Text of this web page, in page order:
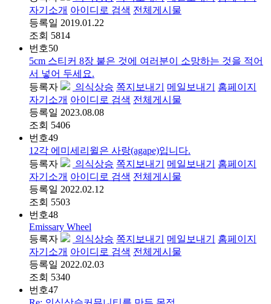
자기소개 아이디로 검색 전체게시물
등록일 2019.01.22
조회 5814
번호50
5cm 스티커 8장 붙은 것에 여러분이 소망하는 것을 적어
서 넣어 두세요.
등록자
의식상승 쪽지보내기 메일보내기
홈페이지
자기소개 아이디로 검색 전체게시물
등록일 2023.08.08
조회 5406
번호49
12각 에미세리윌은 사랑(agape)입니다.
등록자
의식상승 쪽지보내기 메일보내기
홈페이지
자기소개 아이디로 검색 전체게시물
등록일 2022.02.12
조회 5503
번호48
Emissary Wheel
등록자
의식상승 쪽지보내기 메일보내기
홈페이지
자기소개 아이디로 검색 전체게시물
등록일 2022.02.03
조회 5340
번호47